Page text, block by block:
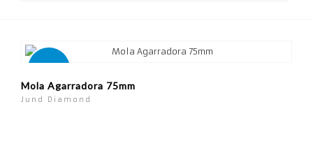
Mola Agarradora 75mm
Jund Diamond